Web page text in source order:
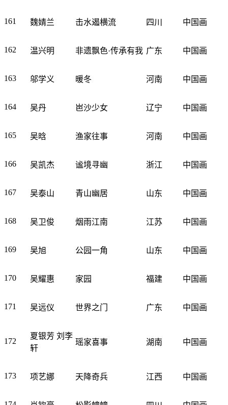
161 魏婧兰 击水遏横流 四川 中国画
162 温兴明 非遗飘色·传承有我 广东 中国画
163 邬学义 暖冬 河南 中国画
164 吴丹 岜沙少女 辽宁 中国画
165 吴晗 渔家往事 河南 中国画
166 吴凯杰 谧境寻幽 浙江 中国画
167 吴泰山 青山幽居 山东 中国画
168 吴卫俊 烟雨江南 江苏 中国画
169 吴旭 公园一角 山东 中国画
170 吴耀惠 家园 福建 中国画
171 吴远仪 世界之门 广东 中国画
172
夏银芳 刘李
轩
瑶家喜事 湖南 中国画
173 项艺娜 天降奇兵 江西 中国画